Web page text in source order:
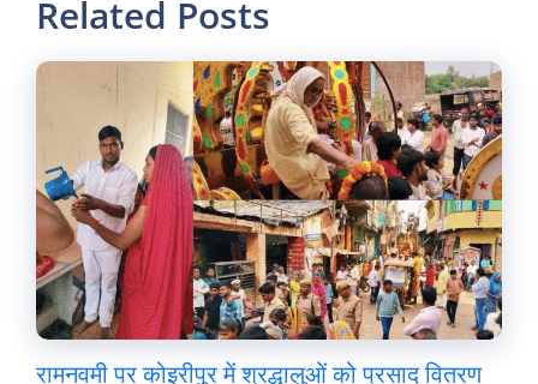
Related Posts
रामनवमी पर कोइरीपुर में श्रद्धालुओं को प्रसाद वितरण